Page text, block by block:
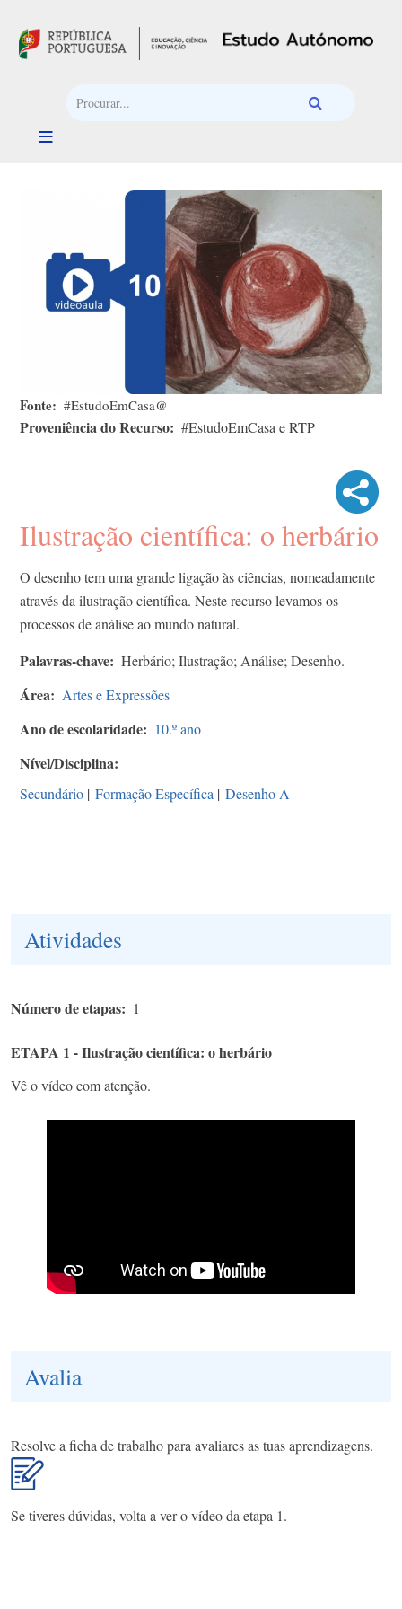
Fonte #EstudoEmCasa@
Proveniência do Recurso #EstudoEmCasa e RTP
Ilustração científica: o herbário
O desenho tem uma grande ligação às ciências, nomeadamente
através da ilustração científica. Neste recurso levamos os
processos de análise ao mundo natural.
Palavras-chave Herbário; Ilustração; Análise; Desenho.
Área Artes e Expressões
Ano de escolaridade 10.º ano
Nível/Disciplina
Secundário | Formação Específica | Desenho A
Atividades
Número de etapas 1
ETAPA 1 - Ilustração científica: o herbário
Vê o vídeo com atenção.
Avalia
Resolve a ficha de trabalho para avaliares as tuas aprendizagens.
Se tiveres dúvidas, volta a ver o vídeo da etapa 1.